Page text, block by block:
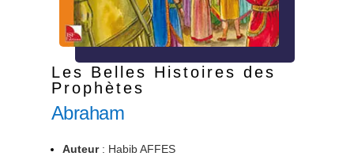
Les Belles Histoires des
Prophètes
Abraham
Auteur: Habib AFFES